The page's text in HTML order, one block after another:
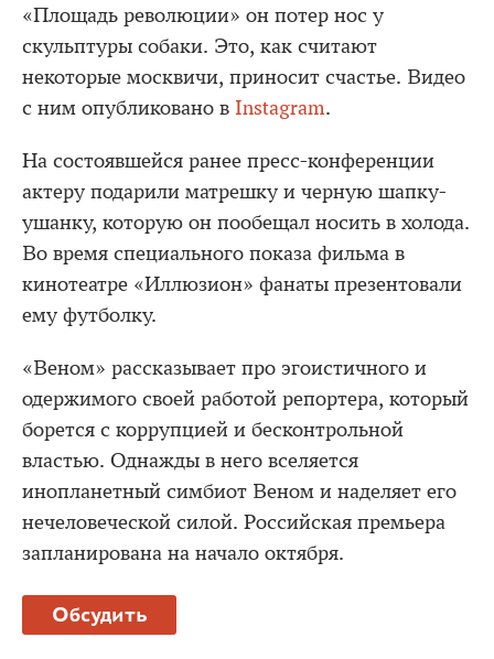
«Площадь революции» он потер нос у
скульптуры собаки. Это, как считают
некоторые москвичи, приносит счастье. Видео
с ним опубликовано в Instagram.
На состоявшейся ранее пресс-конференции
актеру подарили матрешку и черную шапку-
ушанку, которую он пообещал носить в холода.
Во время специального показа фильма в
кинотеатре «Иллюзион» фанаты презентовали
ему футболку.
«Веном» рассказывает про эгоистичного и
одержимого своей работой репортера, который
борется с коррупцией и бесконтрольной
властью. Однажды в него вселяется
инопланетный симбиот Веном и наделяет его
нечеловеческой силой. Российская премьера
запланирована на начало октября.
Обсудить